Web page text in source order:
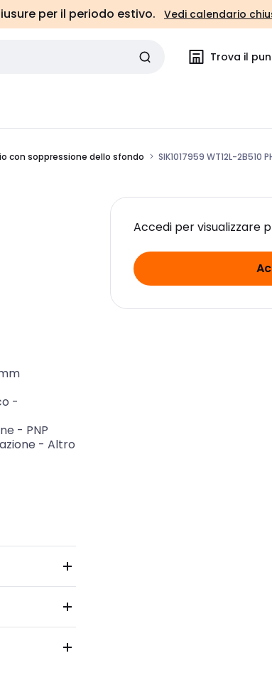
per il periodo estivo. Vedi calendario
Trova il
con soppressione dello sfondo SIK1017959 WT12L-2B510
Accedi per visualizzare
-
- PNP
- Altro